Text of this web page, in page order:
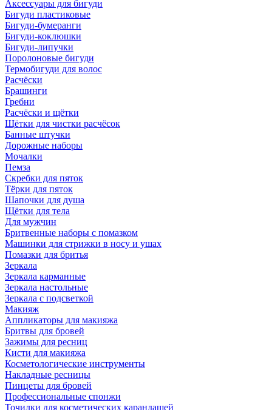
Аксессуары для бигуди
Бигуди пластиковые
Бигуди-бумеранги
Бигуди-коклюшки
Бигуди-липучки
Поролоновые бигуди
Термобигуди для волос
Расчёски
Брашинги
Гребни
Расчёски и щётки
Щётки для чистки расчёсок
Банные штучки
Дорожные наборы
Мочалки
Пемза
Скребки для пяток
Тёрки для пяток
Шапочки для душа
Щётки для тела
Для мужчин
Бритвенные наборы с помазком
Машинки для стрижки в носу и ушах
Помазки для бритья
Зеркала
Зеркала карманные
Зеркала настольные
Зеркала с подсветкой
Макияж
Аппликаторы для макияжа
Бритвы для бровей
Зажимы для ресниц
Кисти для макияжа
Косметологические инструменты
Накладные ресницы
Пинцеты для бровей
Профессиональные спонжи
Точилки для косметических карандашей